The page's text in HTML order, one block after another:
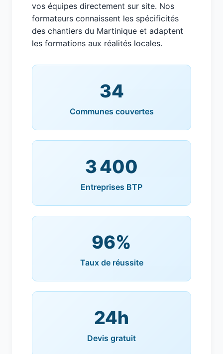
vos équipes directement sur site. Nos
formateurs connaissent les spécificités
des chantiers du Martinique et adaptent
les formations aux réalités locales.
34
Communes couvertes
3 400
Entreprises BTP
96%
Taux de réussite
24h
Devis gratuit